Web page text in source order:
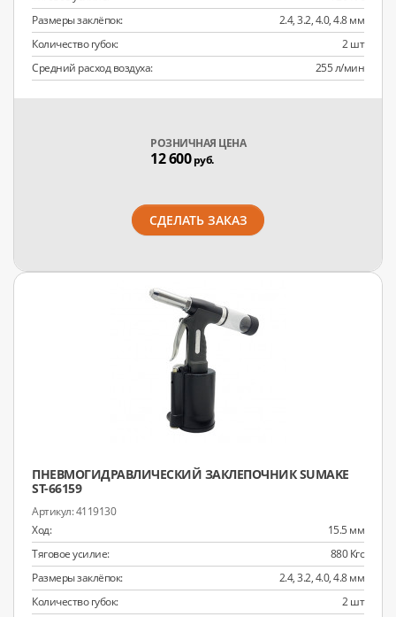
Размеры заклёпок:
2.4, 3.2, 4.0, 4.8 мм
Количество губок:
2 шт
Средний расход воздуха:
255 л/мин
РОЗНИЧНАЯ ЦЕНА
12 600руб.
СДЕЛАТЬ ЗАКАЗ
ПНЕВМОГИДРАВЛИЧЕСКИЙ ЗАКЛЕПОЧНИК SUMAKE
ST-66159
4119130
Ход:
15.5 мм
Тяговое усилие:
880 Кгс
Размеры заклёпок:
2.4, 3.2, 4.0, 4.8 мм
Количество губок:
2 шт